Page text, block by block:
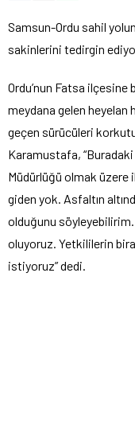
Samsun-Ordu sahil
sakinlerini tedirgin
Ordu’nun Fatsa ilçesine
meydana gelen heyelan
geçen sürücüleri
Karamustafa,
Müdürlüğü olmak
giden yok. Asfaltın
olduğunu
oluyoruz. Yetkililerin
istiyoruz” dedi.